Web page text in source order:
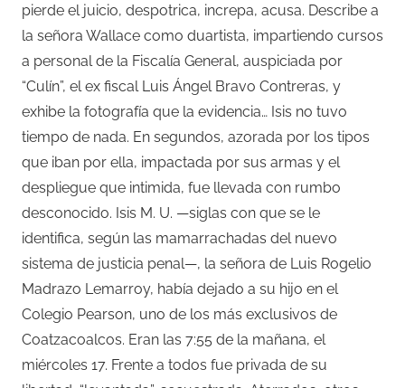
pierde el juicio, despotrica, increpa, acusa. Describe a
la señora Wallace como duartista, impartiendo cursos
a personal de la Fiscalía General, auspiciada por
“Culín”, el ex fiscal Luis Ángel Bravo Contreras, y
exhibe la fotografía que la evidencia… Isis no tuvo
tiempo de nada. En segundos, azorada por los tipos
que iban por ella, impactada por sus armas y el
despliegue que intimida, fue llevada con rumbo
desconocido. Isis M. U. —siglas con que se le
identifica, según las mamarrachadas del nuevo
sistema de justicia penal—, la señora de Luis Rogelio
Madrazo Lemarroy, había dejado a su hijo en el
Colegio Pearson, uno de los más exclusivos de
Coatzacoalcos. Eran las 7:55 de la mañana, el
miércoles 17. Frente a todos fue privada de su